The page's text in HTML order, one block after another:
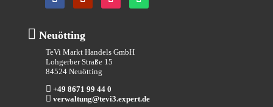
 Neuötting
TeVi Markt Handels GmbH
Lohgerber Straße 15
84524 Neuötting
 +49 8671 99 44 0
 verwaltung@tevi3.expert.de